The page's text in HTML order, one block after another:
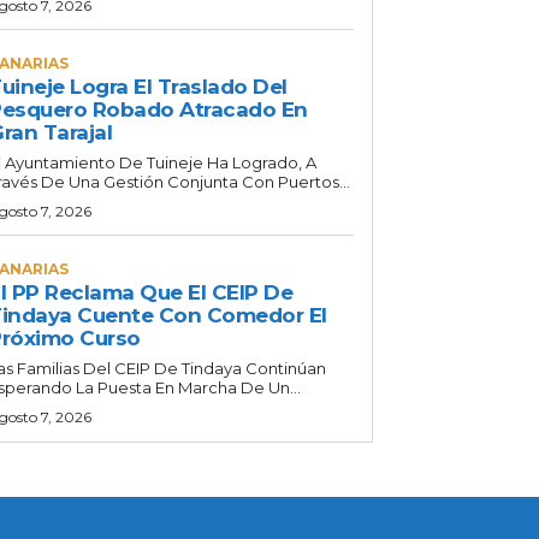
7, 2026
Logra El Traslado Del
Robado Atracado En
Tarajal
Ayuntamiento De Tuineje Ha Logrado, A
De Una Gestión Conjunta Con Puertos...
7, 2026
PP Reclama Que El CEIP De
Cuente Con Comedor El
Curso
Familias Del CEIP De Tindaya Continúan
La Puesta En Marcha De Un...
7, 2026